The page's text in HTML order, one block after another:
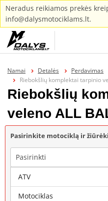
Neradus reikiamos prekės
info@dalysmotociklams.lt.
Namai Detalės Perdavimas
Riebokšlių komplektai tarpinio
Riebokšlių
veleno ALL
Pasirinkite motociklą ir
Pasirinkti
Gamintojas
ATV
Motociklas